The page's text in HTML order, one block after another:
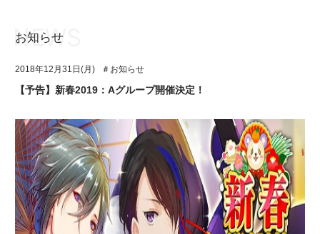
アプリゲーム
イベント・キャンペーン
ミュージック
グッズ・本
ユニット&キャラクター
アプリゲーム
イベント・キャンペーン
ミュージック
お知らせ
2018年12月31日(月) ＃お知らせ
【予告】新春2019：Aグループ開催決定！